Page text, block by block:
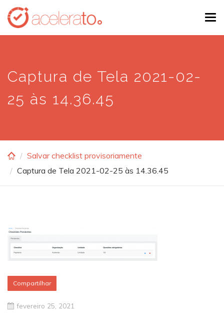
Skip
main
Captura de Tela 2021-02-
25 às 14.36.45
Salvar checklist provisoriamente
Captura de Tela 2021-02-25 às 14.36.45
Compartilhar
fevereiro 25, 2021